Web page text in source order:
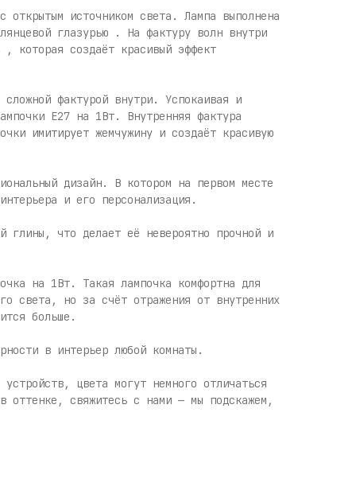
открытым источником света. Лампа выполнена
глазурью . На фактуру волн внутри
, которая создаёт красивый эффект
фактурой внутри. Успокаивая и
E27 на 1Вт. Внутренняя фактура
имитирует жемчужину и создаёт красивую
дизайн. В котором на первом месте
и его персонализация.
глины, что делает её невероятно прочной и
на 1Вт. Такая лампочка комфортна для
света, но за счёт отражения от внутренних
больше.
в интерьер любой комнаты.
цвета могут немного отличаться
оттенке, свяжитесь с нами — мы подскажем,